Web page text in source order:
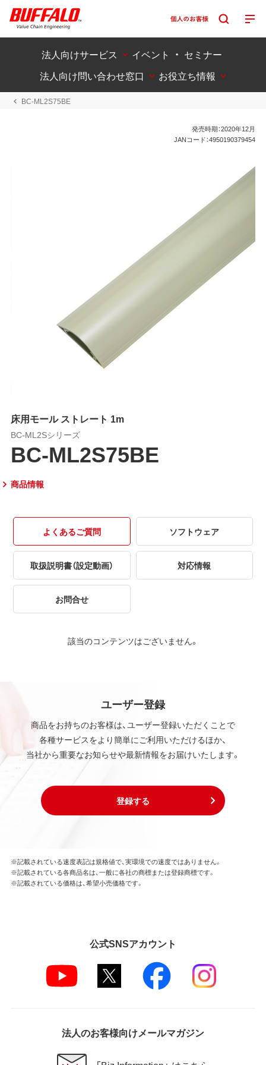
法人向けサービス
イベント ・ セミナー
法人向け問い合わせ窓口
お役立ち情報
BC-ML2S75BE
発売時期：2020年12月
JANコード：4950190379454
床用モール ストレート 1m
BC-ML2Sシリーズ
BC-ML2S75BE
商品情報
よくあるご質問 ソフトウェア
取扱説明書（設定動画） 対応情報
お問合せ
該当のコンテンツはございません。
ユーザー登録
商品をお持ちのお客様は、ユーザー登録いただくことで
各種サービスをより簡単にご利用いただけるほか、
当社から重要なお知らせや最新情報をお届けいたします。
登録する
※記載されている速度表記は規格値で、実環境での速度ではありません。
※記載されている各商品名は、一般に各社の商標または登録商標です。
※記載されている価格は、希望小売価格です。
公式SNSアカウント
法人のお客様向けメールマガジン